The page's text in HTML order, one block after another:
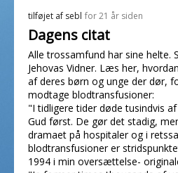
tilføjet af sebl for 21 år siden
Dagens citat
Alle trossamfund har sine helte.
Jehovas Vidner. Læs her,
af deres børn og unge der dør,
modtage blodtransfusioner:
"I tidligere tider døde tusindvis
Gud først. De gør det stadig,
dramaet på hospitaler og i
blodtransfusioner er
1994 i min oversættelse-